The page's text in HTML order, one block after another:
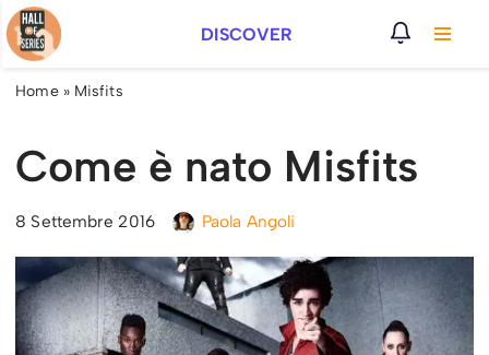
Vai
al
DISCOVER
Home» Misfits
Come è nato Misfits
8 Settembre 2016 Paola Angoli